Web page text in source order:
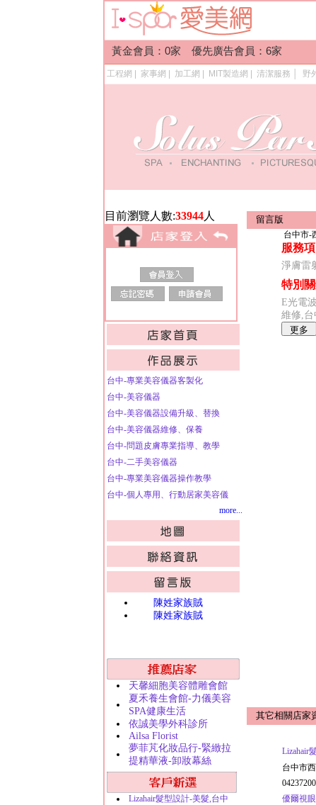
黃金會員：0家 優先廣告會員：6家
工程網 家事網 加工網 MIT製造網 清潔服務 野
目前瀏覽人數:33944人
台中-專業美容儀器客製化
台中-美容儀器
台中-美容儀器設備升級、替換
台中-美容儀器維修、保養
台中-問題皮膚專業指導、教學
台中-二手美容儀器
台中-專業美容儀器操作教學
台中-個人專用、行動居家美容儀
more...
陳姓家族賊
陳姓家族賊
天馨細胞美容體雕會館
夏禾養生會館-力儀美容
SPA健康生活
依誠美學外科診所
Ailsa Florist
夢菲芃化妝品行-緊緻拉
提精華液-卸妝幕絲
Lizahair髮型設計-美髮,台中
留言版
台中市-
服務
淨膚雷
特別
E光電
維修,
其它相關店家
Lizahair
台中市
優爾視